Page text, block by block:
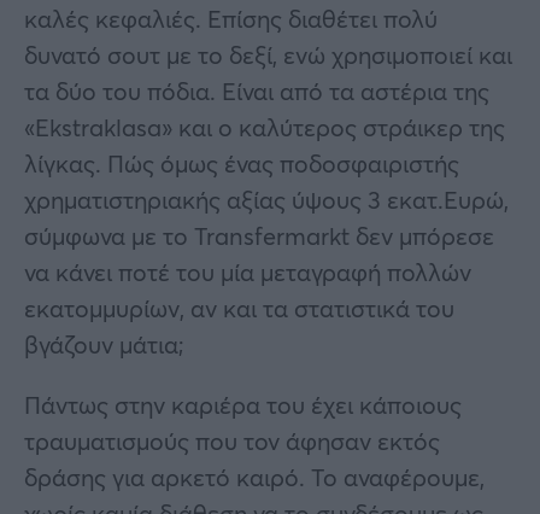
καλές κεφαλιές. Επίσης διαθέτει πολύ
δυνατό σουτ με το δεξί, ενώ χρησιμοποιεί και
τα δύο του πόδια. Είναι από τα αστέρια της
«Ekstraklasa» και ο καλύτερος στράικερ της
λίγκας. Πώς όμως ένας ποδοσφαιριστής
χρηματιστηριακής αξίας ύψους 3 εκατ.Ευρώ,
σύμφωνα με το Transfermarkt δεν μπόρεσε
να κάνει ποτέ του μία μεταγραφή πολλών
εκατομμυρίων, αν και τα στατιστικά του
βγάζουν μάτια;
Πάντως στην καριέρα του έχει κάποιους
τραυματισμούς που τον άφησαν εκτός
δράσης για αρκετό καιρό. Το αναφέρουμε,